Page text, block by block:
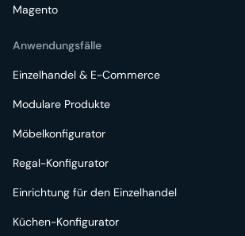
Magento
Anwendungsfälle
Einzelhandel & E-Commerce
Modulare Produkte
Möbelkonfigurator
Regal-Konfigurator
Einrichtung für den Einzelhandel
Küchen-Konfigurator